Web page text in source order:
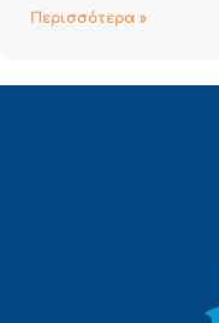
Περισσότερα »